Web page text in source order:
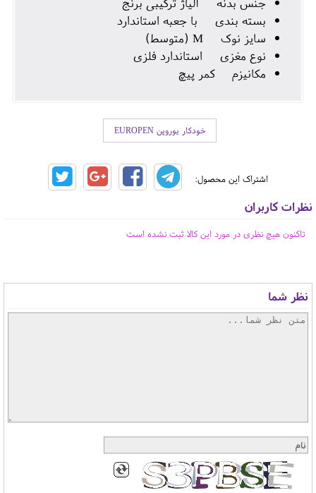
بسته بندی با جعبه استاندارد
سایز نوک M (متوسط)
نوع مغزی استاندارد فلزی
مکانیزم کمر پیچ
خودکار یوروپن EUROPEN
اشتراک این محصول:
نظرات کاربران
تاکنون هیچ نظری در مورد این کالا ثبت نشده است
نظر شما